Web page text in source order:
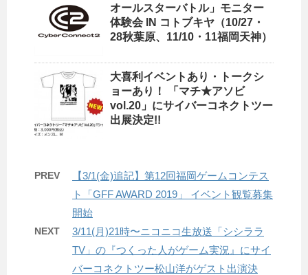
オールスターバトル」モニター
体験会 IN コトブキヤ（10/27・
28秋葉原、11/10・11福岡天神）
大喜利イベントあり・トークシ
ョーあり！ 「マチ★アソビ
vol.20」にサイバーコネクトツー
出展決定!!
PREV
【3/1(金)追記】第12回福岡ゲームコンテス
ト「GFF AWARD 2019」 イベント観覧募集
開始
NEXT
3/11(月)21時〜ニコニコ生放送「シシララ
TV」の『つくった人がゲーム実況』にサイ
バーコネクトツー松山洋がゲスト出演決